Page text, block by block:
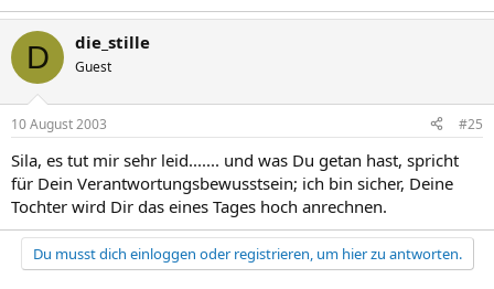
D die_stille
Guest
10 August 2003 #25
Sila, es tut mir sehr leid....... und was Du getan hast, spricht
für Dein Verantwortungsbewusstsein; ich bin sicher, Deine
Tochter wird Dir das eines Tages hoch anrechnen.
Du musst dich einloggen oder registrieren, um hier zu antworten.